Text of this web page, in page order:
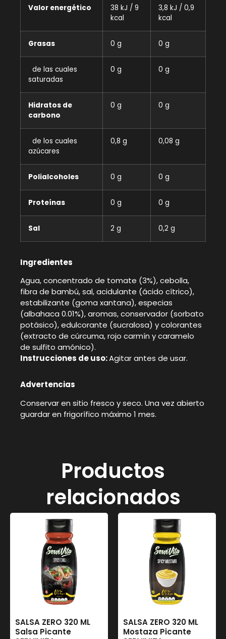
Valor energético
38 kJ / 9
kcal
3,8 kJ / 0,9
kcal
Grasas 0 g 0 g
de las cuales
saturadas
0 g 0 g
Hidratos de
carbono
0 g 0 g
de los cuales
azúcares
0,8 g 0,08 g
Polialcoholes 0 g 0 g
Proteínas 0 g 0 g
Sal 2 g 0,2 g
Ingredientes
Agua, concentrado de tomate (3%), cebolla,
fibra de bambú, sal, acidulante (ácido cítrico),
estabilizante (goma xantana), especias
(albahaca 0.01%), aromas, conservador (sorbato
potásico), edulcorante (sucralosa) y colorantes
(extracto de cúrcuma, rojo carmín y caramelo
de sulfito amónico).
Instrucciones de uso:Agitar antes de usar.
Advertencias
Conservar en sitio fresco y seco. Una vez abierto
guardar en frigorífico máximo 1 mes.
Productos
relacionados
SALSA ZERO 320 ML
Salsa Picante
SALSA ZERO 320 ML
Mostaza Picante